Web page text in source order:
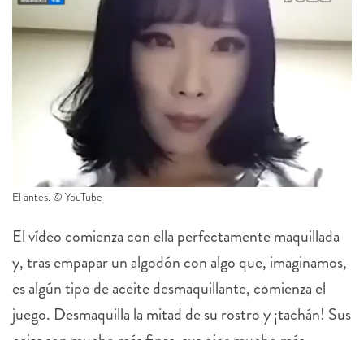
El antes. © YouTube
El vídeo comienza con ella perfectamente maquillada
y, tras empapar un algodón con algo que, imaginamos,
es algún tipo de aceite desmaquillante, comienza el
juego. Desmaquilla la mitad de su rostro y ¡tachán! Sus